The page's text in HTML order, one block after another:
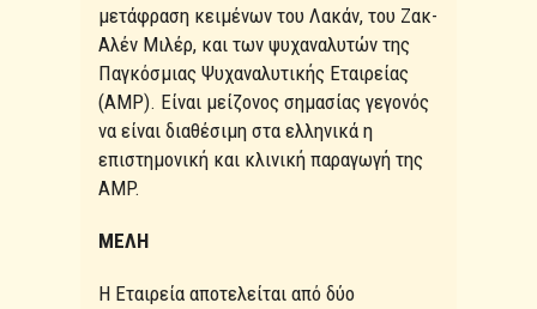
μετάφραση κειμένων του Λακάν, του Ζακ-
Αλέν Μιλέρ, και των ψυχαναλυτών της
Παγκόσμιας Ψυχαναλυτικής Εταιρείας
(AMP). Είναι μείζονος σημασίας γεγονός
να είναι διαθέσιμη στα ελληνικά η
επιστημονική και κλινική παραγωγή της
AMP.
ΜΕΛΗ
Η Εταιρεία αποτελείται από δύο